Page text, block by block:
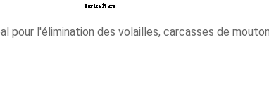
pour l'élimination des volailles, carcasses de